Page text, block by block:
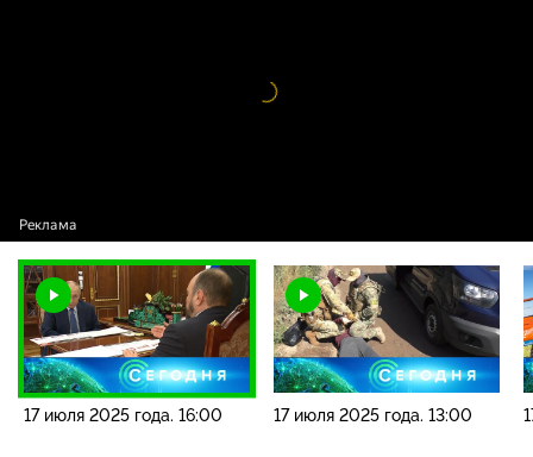
Видео
проигрыватель
17 июля 2025 года. 16:00 17 июля 2025 года. 13:00